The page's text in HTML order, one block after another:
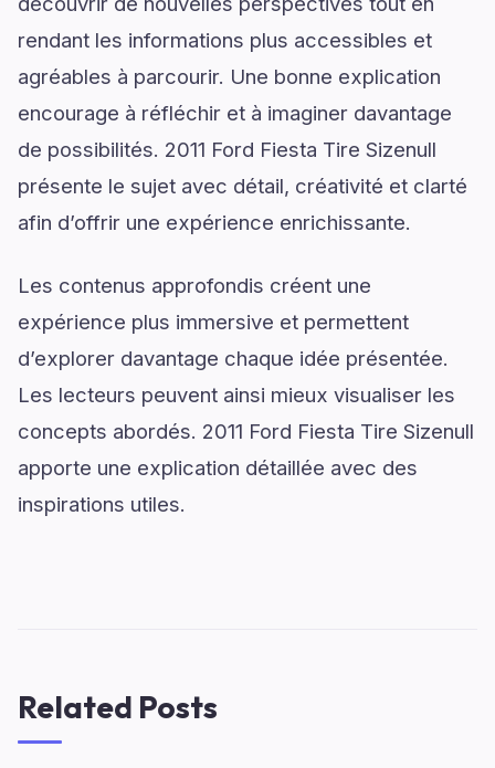
rendant les informations plus accessibles et
agréables à parcourir. Une bonne explication
encourage à réfléchir et à imaginer davantage
de possibilités. 2011 Ford Fiesta Tire Sizenull
présente le sujet avec détail, créativité et clarté
afin d’offrir une expérience enrichissante.
Les contenus approfondis créent une
expérience plus immersive et permettent
d’explorer davantage chaque idée présentée.
Les lecteurs peuvent ainsi mieux visualiser les
concepts abordés. 2011 Ford Fiesta Tire Sizenull
apporte une explication détaillée avec des
inspirations utiles.
Related Posts